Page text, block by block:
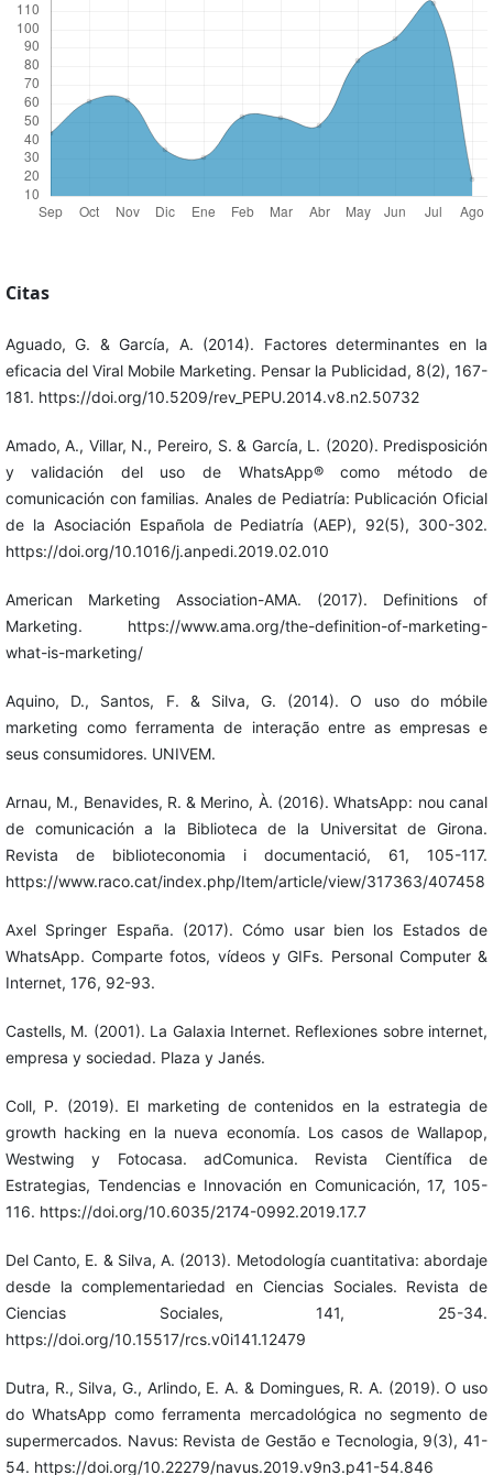
Citas
Aguado, G. & García, A. (2014). Factores determinantes en la
eficacia del Viral Mobile Marketing. Pensar la Publicidad, 8(2), 167-
181. https://doi.org/10.5209/rev_PEPU.2014.v8.n2.50732
Amado, A., Villar, N., Pereiro, S. & García, L. (2020). Predisposición
y validación del uso de WhatsApp® como método de
comunicación con familias. Anales de Pediatría: Publicación Oficial
de la Asociación Española de Pediatría (AEP), 92(5), 300-302.
https://doi.org/10.1016/j.anpedi.2019.02.010
American Marketing Association-AMA. (2017). Definitions of
Marketing. https://www.ama.org/the-definition-of-marketing-
what-is-marketing/
Aquino, D., Santos, F. & Silva, G. (2014). O uso do móbile
marketing como ferramenta de interação entre as empresas e
seus consumidores. UNIVEM.
Arnau, M., Benavides, R. & Merino, À. (2016). WhatsApp: nou canal
de comunicación a la Biblioteca de la Universitat de Girona.
Revista de biblioteconomia i documentació, 61, 105-117.
https://www.raco.cat/index.php/Item/article/view/317363/407458
Axel Springer España. (2017). Cómo usar bien los Estados de
WhatsApp. Comparte fotos, vídeos y GIFs. Personal Computer &
Internet, 176, 92-93.
Castells, M. (2001). La Galaxia Internet. Reflexiones sobre internet,
empresa y sociedad. Plaza y Janés.
Coll, P. (2019). El marketing de contenidos en la estrategia de
growth hacking en la nueva economía. Los casos de Wallapop,
Westwing y Fotocasa. adComunica. Revista Científica de
Estrategias, Tendencias e Innovación en Comunicación, 17, 105-
116. https://doi.org/10.6035/2174-0992.2019.17.7
Del Canto, E. & Silva, A. (2013). Metodología cuantitativa: abordaje
desde la complementariedad en Ciencias Sociales. Revista de
Ciencias Sociales, 141, 25-34.
https://doi.org/10.15517/rcs.v0i141.12479
Dutra, R., Silva, G., Arlindo, E. A. & Domingues, R. A. (2019). O uso
do WhatsApp como ferramenta mercadológica no segmento de
supermercados. Navus: Revista de Gestão e Tecnologia, 9(3), 41-
54. https://doi.org/10.22279/navus.2019.v9n3.p41-54.846